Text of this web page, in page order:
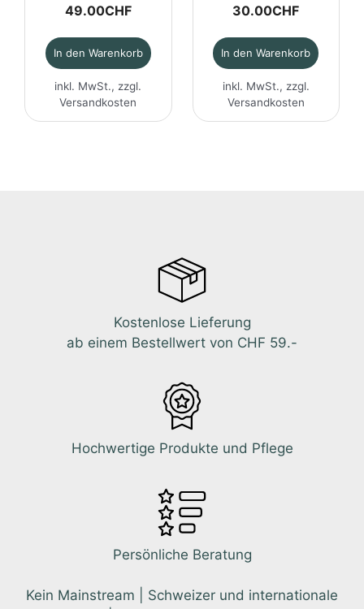
65.00CHF
49.00CHFAktueller
ist:
49.00CHF.
In den Warenkorb
inkl. MwSt., zzgl.
Versandkosten
30.00CHF
In den Warenkorb
inkl. MwSt., zzgl.
Versandkosten
Kostenlose Lieferung
ab einem Bestellwert von CHF 59.-
Hochwertige Produkte und Pflege
Persönliche Beratung
Kein Mainstream | Schweizer und internationale